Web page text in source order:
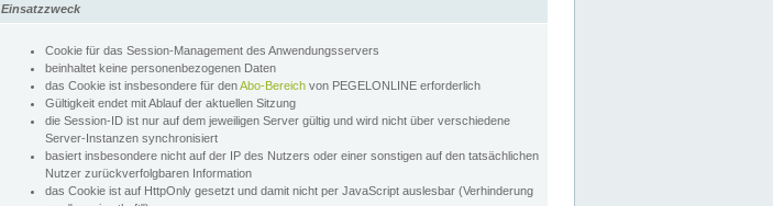
Einsatzzweck
Cookie für das Session-Management des Anwendungsservers
beinhaltet keine personenbezogenen Daten
das Cookie ist insbesondere für denAbo-Bereich von PEGELONLINE erforderlich
Gültigkeit endet mit Ablauf der aktuellen Sitzung
die Session-ID ist nur auf dem jeweiligen Server gültig und wird nicht über verschiedene
Server-Instanzen synchronisiert
basiert insbesondere nicht auf der IP des Nutzers oder einer sonstigen auf den tatsächlichen
Nutzer zurückverfolgbaren Information
das Cookie ist auf HttpOnly gesetzt und damit nicht per JavaScript auslesbar (Verhinderung